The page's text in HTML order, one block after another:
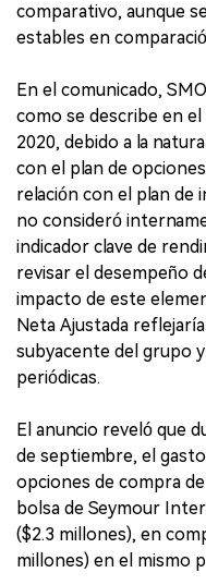
comparativo, aunque
estables en
En el comunicado,
como se describe en
2020, debido a la
con el plan de
relación con el plan de
no consideró
indicador clave de
revisar el desempeño
impacto de este
Neta Ajustada
subyacente del grupo
periódicas.
El anuncio reveló que
de septiembre, el
opciones de compra
bolsa de Seymour
($2.3 millones), en
millones) en el mismo